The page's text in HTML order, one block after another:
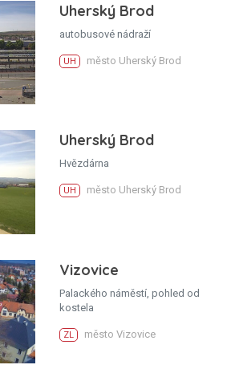
Uherský Brod
autobusové nádraží
UH město Uherský Brod
Uherský Brod
Hvězdárna
UH město Uherský Brod
Vizovice
Palackého náměstí, pohled od
kostela
ZL město Vizovice